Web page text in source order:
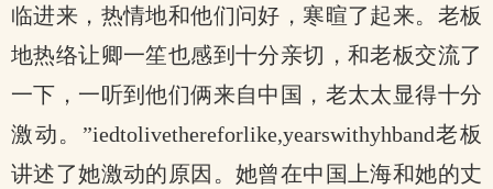
临进来，热情地和他们问好，寒暄了起来。老板
地热络让卿一笙也感到十分亲切，和老板交流了
一下，一听到他们俩来自中国，老太太显得十分
激动。”iedtolivethereforlike,yearswithyhband老板
讲述了她激动的原因。她曾在中国上海和她的丈